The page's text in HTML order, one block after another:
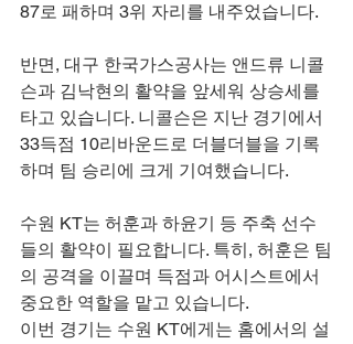
87로 패하며 3위 자리를 내주었습니다.
반면, 대구 한국가스공사는 앤드류 니콜
슨과 김낙현의 활약을 앞세워 상승세를
타고 있습니다. 니콜슨은 지난 경기에서
33득점 10리바운드로 더블더블을 기록
하며 팀 승리에 크게 기여했습니다.
수원 KT는 허훈과 하윤기 등 주축 선수
들의 활약이 필요합니다. 특히, 허훈은 팀
의 공격을 이끌며 득점과 어시스트에서
중요한 역할을 맡고 있습니다.
이번 경기는 수원 KT에게는 홈에서의 설